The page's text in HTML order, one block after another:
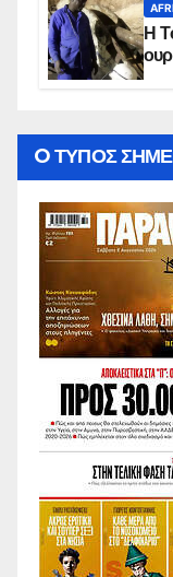
Η
O ΤΥΠΟΣ